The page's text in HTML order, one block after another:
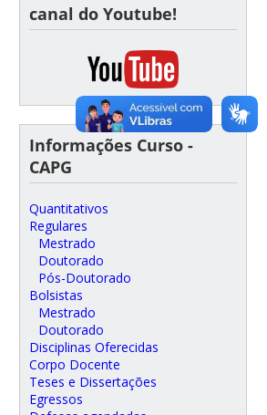
canal do Youtube!
Informações Curso -
CAPG
Quantitativos
Regulares
Mestrado
Doutorado
Pós-Doutorado
Bolsistas
Mestrado
Doutorado
Disciplinas Oferecidas
Corpo Docente
Teses e Dissertações
Egressos